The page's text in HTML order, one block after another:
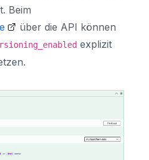
Beim
über die API können
explizit